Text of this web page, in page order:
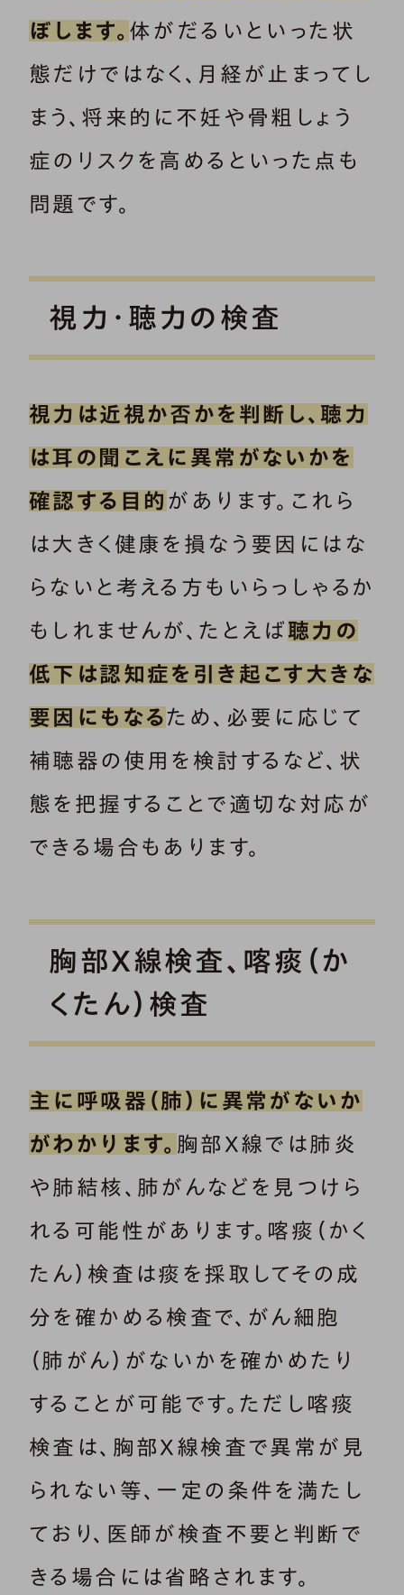
ぼします。 体がだるいといった状
態だけではなく、月経が止まってし
まう、将来的に不妊や骨粗しょう
症のリスクを高めるといった点も
問題です。
視力・聴力の検査
視力は近視か否かを判断し、聴力
は耳の聞こえに異常がないかを
確認する目的 があります。これら
は大きく健康を損なう要因にはな
らないと考える方もいらっしゃるか
もしれませんが、たとえば 聴力の
低下は認知症を引き起こす大きな
要因にもなるため、必要に応じて
補聴器の使用を検討するなど、状
態を把握することで適切な対応が
できる場合もあります。
胸部X線検査、喀痰（か
くたん）検査
主に呼吸器（肺）に異常がないか
がわかります。 胸部X線では肺炎
や肺結核、肺がんなどを見つけら
れる可能性があります。喀痰（かく
たん）検査は痰を採取してその成
分を確かめる検査で、がん細胞
（肺がん）がないかを確かめたり
することが可能です。ただし喀痰
検査は、胸部X線検査で異常が見
られない等、一定の条件を満たし
ており、医師が検査不要と判断で
きる場合には省略されます。